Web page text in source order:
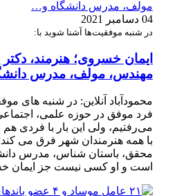
04 دسامبر 2021
در شنبه موفقیت‌ها آشنا شوید با:
ایمان خسروی؛ هنرمند،
مهندس، مولف، مدرس
محمودآباد آنلاین: در شنبه های
فرد موفق در حوزه علمی،
می‌رفتیم، ولی این بار با
با همه هنرمندان شهر فرق می
محقق، باستان شناس، مدرس
است و او کسی نیست جز ایمان